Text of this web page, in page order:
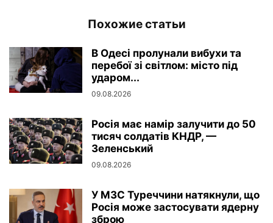
Похожие статьи
В Одесі пролунали вибухи та
перебої зі світлом: місто під
ударом...
09.08.2026
Росія має намір залучити до 50
тисяч солдатів КНДР, —
Зеленський
09.08.2026
У МЗС Туреччини натякнули, що
Росія може застосувати ядерну
зброю